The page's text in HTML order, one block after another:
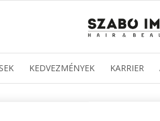
KEDVEZMÉNYEK KARRIER